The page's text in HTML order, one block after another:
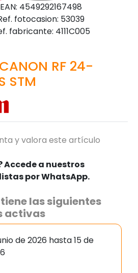
EAN: 4549292167498
fotocasion: 53039
fabricante: 4111C005
RF 24-
STM
y valora este artículo
Accede a nuestros
por WhatsApp.
las siguientes
activas
de 2026 hasta 15 de